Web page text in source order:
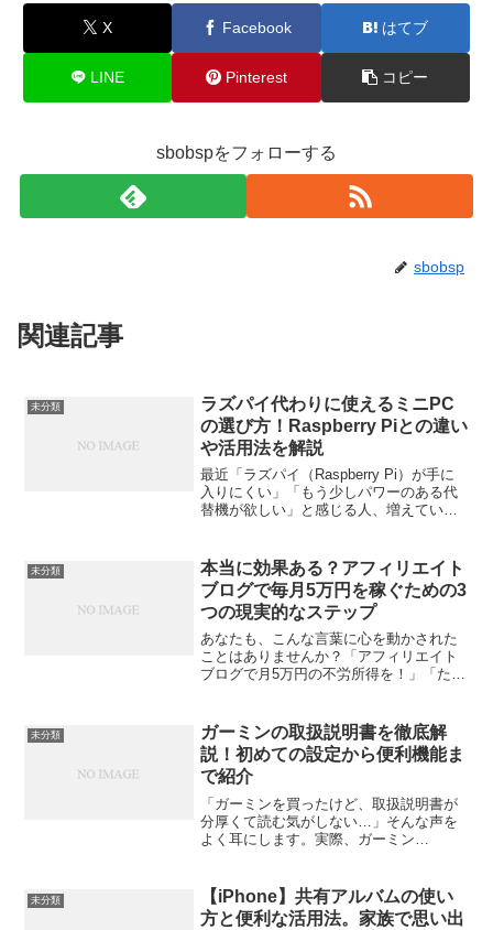
X Facebook はてブ
LINE Pinterest コピー
sbobspをフォローする
sbobsp
関連記事
未分類
ラズパイ代わりに使えるミニPC
の選び方！Raspberry Piとの違い
や活用法を解説
最近「ラズパイ（Raspberry Pi）が手に
入りにくい」「もう少しパワーのある代
替機が欲しい」と感じる人、増えていま
ラズパイより高性能。今回は、ラズパイ
代わりに使...
未分類
本当に効果ある？アフィリエイト
ブログで毎月5万円を稼ぐための3
つの現実的なステップ
あなたも、こんな言葉に心を動かされた
ことはありませんか？「アフィリエイト
ブログで月5万円の不労所得を！」「たっ
の道半ばで挫折しているのも事実。今回
は、華やかな成功談の...
未分類
ガーミンの取扱説明書を徹底解
説！初めての設定から便利機能ま
で紹介
「ガーミンを買ったけど、取扱説明書が
分厚くて読む気がしない…」そんな声を
よく耳にします。実際、ガーミン
も多いんです。でも安心してください。
この記事では、公式の取扱...
未分類
【iPhone】共有アルバムの使い
方と便利な活用法。家族で思い出